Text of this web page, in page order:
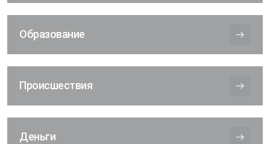
Образование
Происшествия
Деньги